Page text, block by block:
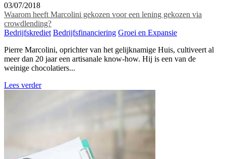
03/07/2018
Waarom heeft Marcolini gekozen voor een lening gekozen via
crowdlending?
Bedrijfskrediet Bedrijfsfinanciering Groei en Expansie
Pierre Marcolini, oprichter van het gelijknamige Huis, cultiveert al
meer dan 20 jaar een artisanale know-how. Hij is een van de
weinige chocolatiers...
Lees verder